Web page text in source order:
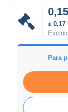
± 0,17
Para